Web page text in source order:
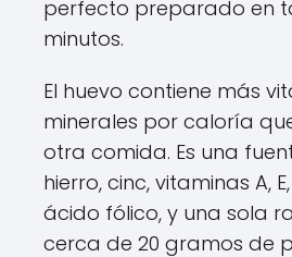
perfecto preparado en
minutos.
El huevo contiene más
minerales por caloría
otra comida. Es una
hierro, cinc, vitaminas A, E,
ácido fólico, y una sola
cerca de 20 gramos de